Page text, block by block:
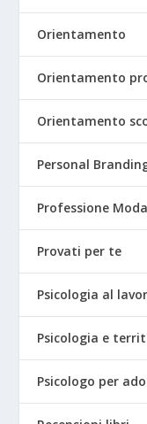
Orientamento
Orientamento
Orientamento
Personal
Professione Moda
Provati per te
Psicologia al
Psicologia e
Psicologo per